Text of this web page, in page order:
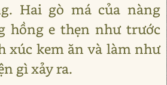
Hai gò má của nàng
hồng e thẹn như trước
xúc kem ăn và làm như
gì xảy ra.